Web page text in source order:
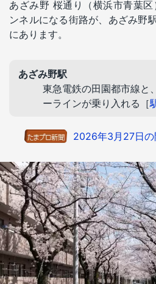
あざみ野 桜通り（横浜市青葉
ンネルになる街路が、あざみ野
にあります。
あざみ野駅
東急電鉄の田園都市線と
ーラインが乗り入れる［
2026年3月27日の